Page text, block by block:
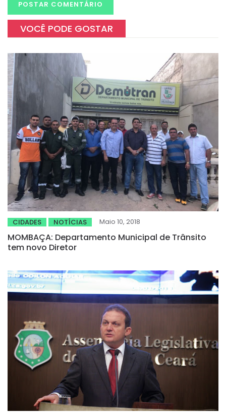
VOCÊ PODE GOSTAR
CIDADES NOTÍCIAS Maio 10, 2018
MOMBAÇA: Departamento Municipal de Trânsito
tem novo Diretor